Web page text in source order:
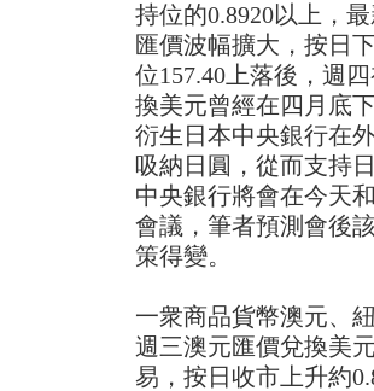
持位的0.8920以上，
匯價波幅擴大，按日
位157.40上落後，週
換美元曾經在四月底
衍生日本中央銀行在
吸納日圓，從而支持
中央銀行將會在今天
會議，筆者預測會後
策得變。
一衆商品貨幣澳元、
週三澳元匯價兌換美
易，按日收市上升約